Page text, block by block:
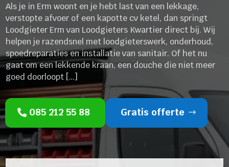
Als je in Erm woont en je hebt last van een lekkage,
verstopte afvoer of een kapotte cv ketel, dan springt
Loodgieter Erm van Loodgieters Kwartier direct bij. Wij
helpen je razendsnel met loodgieterswerk, onderhoud,
spoedreparaties en installatie van sanitair. Of het nu
gaat om een lekkende kraan, een douche die niet meer
goed doorloopt […]
085 212 55 88 Gratis offerte